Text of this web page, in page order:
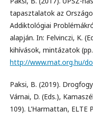
tapasztalatok az
Addiktológiai
alapján. In: Felvinczi, K.
kihívások, mintázatok
http://www.mat.org.hu/
Paksi, B. (2019).
Várnai, D. (Eds.),
109). L’Harmattan, ELTE